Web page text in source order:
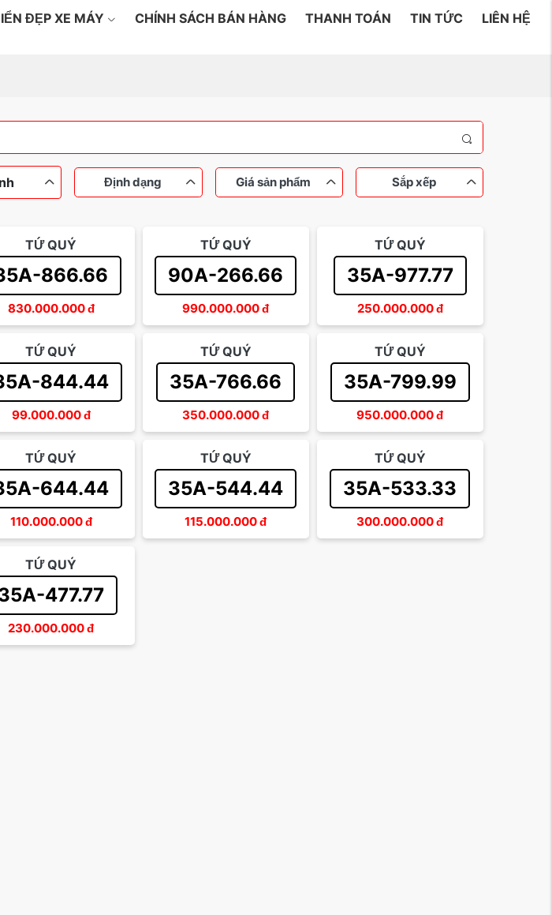
ĐẸP XE MÁY CHÍNH SÁCH BÁN HÀNG THANH TOÁN TIN TỨC LIÊN HỆ
Định dạng
Ngũ quý Tứ quý Tam hoa
Thần tài Sảnh rồng Dễ nhớ
Giá sản phẩm
Dưới 100 triệu Từ 100 đến 200 triệu
Từ 200 đến 500 triệu Trên 500 triệu
Sắp xếp
Sắp xếp theo tên Sắp xếp theo giá tăng dần
Sắp xếp theo giá giảm dần
TỨ QUÝ
866.66
830.000.000đ
TỨ QUÝ
90A-266.66
990.000.000đ
TỨ QUÝ
35A-977.77
250.000.000đ
TỨ QUÝ
844.44
99.000.000đ
TỨ QUÝ
35A-766.66
350.000.000đ
TỨ QUÝ
35A-799.99
950.000.000đ
TỨ QUÝ
644.44
110.000.000đ
TỨ QUÝ
35A-544.44
115.000.000đ
TỨ QUÝ
35A-533.33
300.000.000đ
TỨ QUÝ
477.77
230.000.000đ